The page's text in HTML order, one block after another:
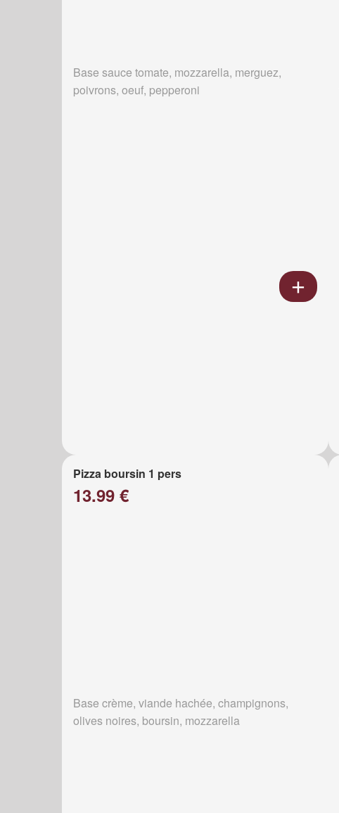
Base sauce tomate, mozzarella, merguez,
poivrons, oeuf, pepperoni
Pizza boursin 1 pers
13.99 €
Base crème, viande hachée, champignons,
olives noires, boursin, mozzarella